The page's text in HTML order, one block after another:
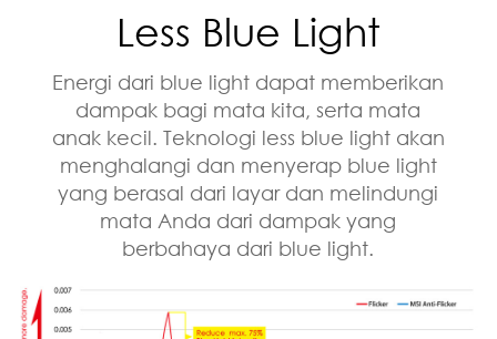
Less Blue Light
Energi dari blue light dapat memberikan
dampak bagi mata kita, serta mata
anak kecil. Teknologi less blue light akan
menghalangi dan menyerap blue light
yang berasal dari layar dan melindungi
mata Anda dari dampak yang
berbahaya dari blue light.